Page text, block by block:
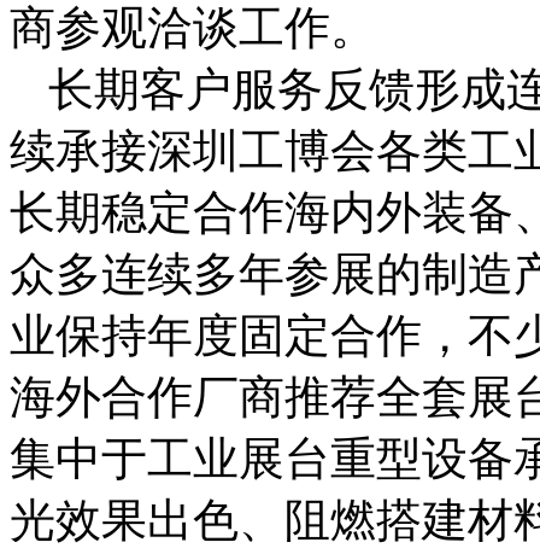
商参观洽谈工作。
长期客户服务反馈形成
续承接深圳工博会各类工
长期稳定合作海内外装备
众多连续多年参展的制造
业保持年度固定合作，不
海外合作厂商推荐全套展
集中于工业展台重型设备
光效果出色、阻燃搭建材